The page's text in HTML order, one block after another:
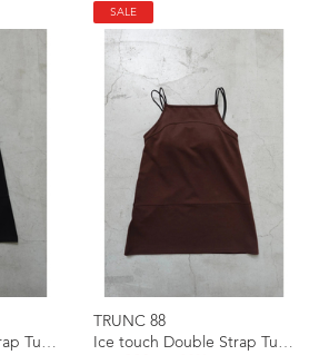
Ice touch Double Strap Tunic
SALE
TRUNC 88
Ice touch Double Strap Tunic